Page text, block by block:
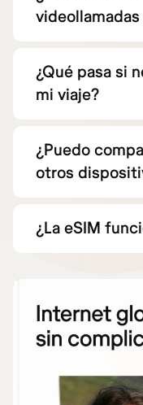
¿Qué pasa si
mi viaje?
¿Puedo
otros
¿La eSIM